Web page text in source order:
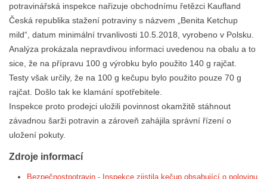
potravinářská inspekce nařizuje obchodnímu řetězci Kaufland
Česká republika stažení potraviny s názvem „Benita Ketchup
mild“, datum minimální trvanlivosti 10.5.2018, vyrobeno v Polsku.
Analýza prokázala nepravdivou informaci uvedenou na obalu a to
sice, že na přípravu 100 g výrobku bylo použito 140 g rajčat.
Testy však určily, že na 100 g kečupu bylo použito pouze 70 g
rajčat. Došlo tak ke klamání spotřebitele.
Inspekce proto prodejci uložili povinnost okamžitě stáhnout
závadnou šarži potravin a zároveň zahájila správní řízení o
uložení pokuty.
Zdroje informací
Bezpečnostpotravin - Inspekce zjistila kečup obsahující o polovinu